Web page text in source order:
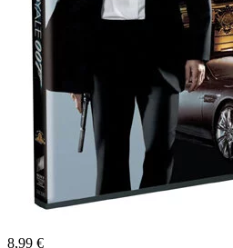
8,99 €